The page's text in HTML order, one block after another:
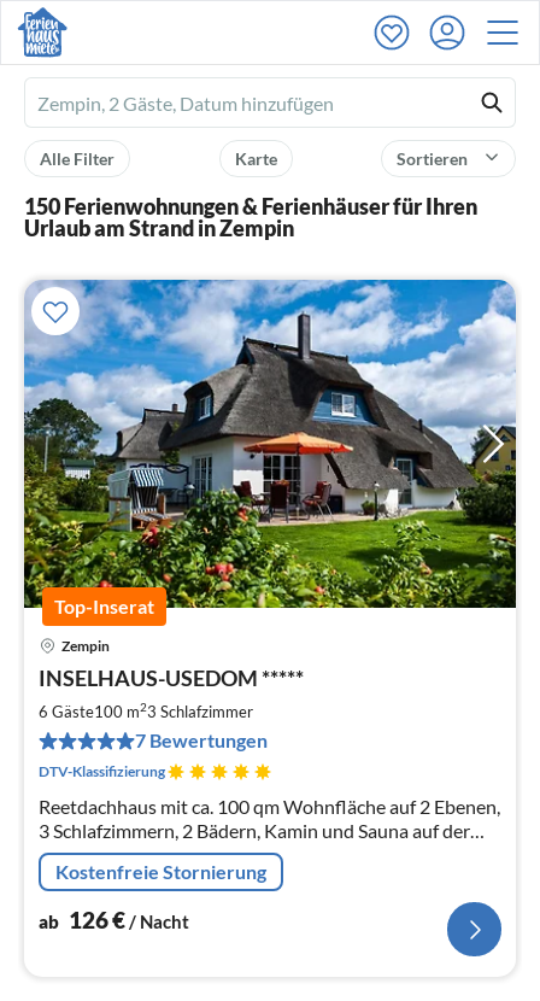
Ferienhausmiete
logo
Sortieren
Karte
Alle Filter
150 Ferienwohnungen & Ferienhäuser für Ihren
Urlaub am Strand in Zempin
Top-Inserat
Zempin
INSELHAUS-USEDOM *****
6 Gäste100 m23 Schlafzimmer
7 Bewertungen
DTV-Klassifizierung
Reetdachhaus mit ca. 100 qm Wohnfläche auf 2 Ebenen,
3 Schlafzimmern, 2 Bädern, Kamin und Sauna auf der
Sonneninsel Usedom, ca. 15 Gehminuten bis zum
Ostseestrand, ruhig gelegen
Kostenfreie Stornierung
ab 126€/ Nacht